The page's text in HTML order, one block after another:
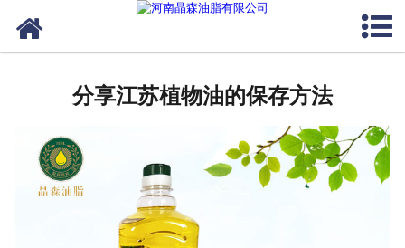
葡萄籽油
分享江苏植物油的保存方法